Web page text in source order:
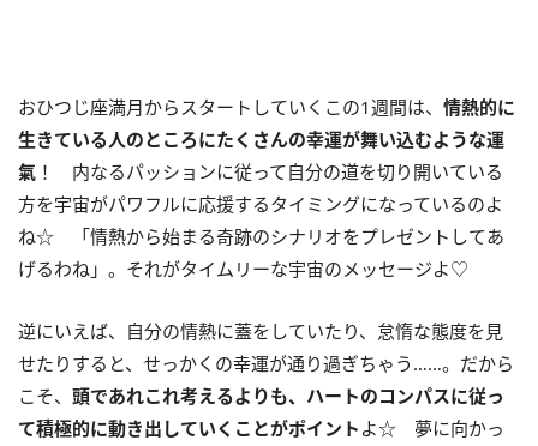
おひつじ座満月からスタートしていくこの1週間は、 情熱的に
生きている人のところにたくさんの幸運が舞い込むような運
氣 ！ 内なるパッションに従って自分の道を切り開いている
方を宇宙がパワフルに応援するタイミングになっているのよ
ね☆ 「情熱から始まる奇跡のシナリオをプレゼントしてあ
げるわね」。それがタイムリーな宇宙のメッセージよ♡
逆にいえば、自分の情熱に蓋をしていたり、怠惰な態度を見
せたりすると、せっかくの幸運が通り過ぎちゃう……。だから
こそ、 頭であれこれ考えるよりも、ハートのコンパスに従っ
て積極的に動き出していくことがポイント よ☆ 夢に向かっ